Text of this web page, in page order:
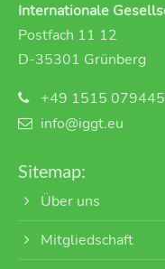
Internationale
Postfach 11 12
D-35301 Grünberg
+49 1515
info@iggt.eu
Sitemap:
Über uns
Mitgliedschaft